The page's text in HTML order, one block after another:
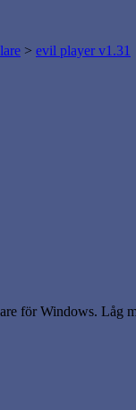
> evil player v1.31
för Windows.